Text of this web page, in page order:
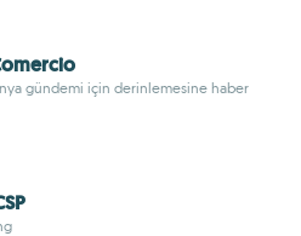
gündemi için derinlemesine haber